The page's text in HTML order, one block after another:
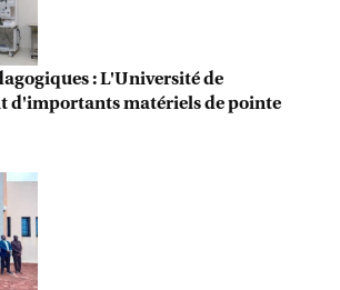
: L'Université de
d'importants matériels de pointe